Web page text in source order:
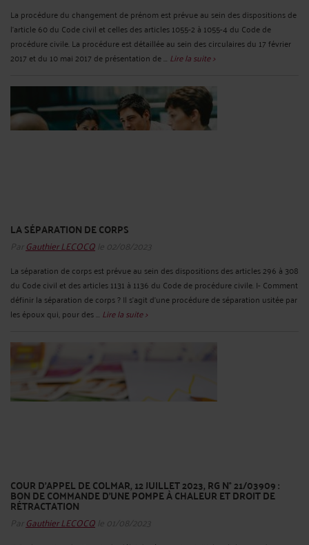
La procédure du changement de prénom est prévue au sein des dispositions de
l’article 60 du Code civil et celles des articles 1055-2 à 1055-4 du Code de
procédure civile. La procédure est détaillée au sein des circulaires du 17 février
2017 et du 10 mai 2017 de présentation de ... Lire la suite >
LA SÉPARATION DE CORPS
Par Gauthier LECOCQ le 02/08/2023
La séparation de corps est prévue au sein des dispositions des articles 296 à 308
du Code civil et des articles 1131 à 1136 du Code de procédure civile. I- Comment
définir la séparation de corps ? Il s’agit d’une procédure de séparation usitée par
les époux qui, pour des ... Lire la suite >
COUR D'APPEL DE COLMAR, 12 JUILLET 2023, RG N° 21/03909 :
BON DE COMMANDE D'UNE POMPE À CHALEUR ET DROIT DE
RÉTRACTATION
Par Gauthier LECOCQ le 01/08/2023